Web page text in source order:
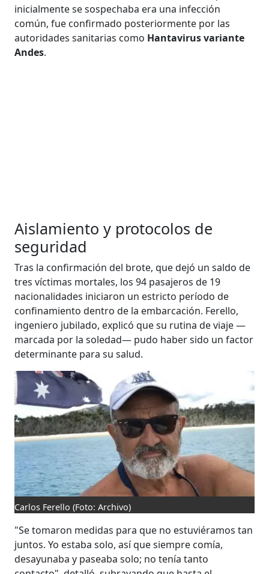
inicialmente se sospechaba era una infección
común, fue confirmado posteriormente por las
autoridades sanitarias como Hantavirus variante
Andes.
Aislamiento y protocolos de
seguridad
Tras la confirmación del brote, que dejó un saldo de
tres víctimas mortales, los 94 pasajeros de 19
nacionalidades iniciaron un estricto período de
confinamiento dentro de la embarcación. Ferello,
ingeniero jubilado, explicó que su rutina de viaje —
marcada por la soledad— pudo haber sido un factor
determinante para su salud.
Carlos Ferello (Foto: Archivo)
"Se tomaron medidas para que no estuviéramos tan
juntos. Yo estaba solo, así que siempre comía,
desayunaba y paseaba solo; no tenía tanto